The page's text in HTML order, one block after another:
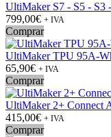
UltiMaker S7 - S5 - S3
799,00€ + IVA
Comprar
UltiMaker TPU 95A-
65,90€ + IVA
Comprar
UltiMaker 2+ Connect
415,00€ + IVA
Comprar